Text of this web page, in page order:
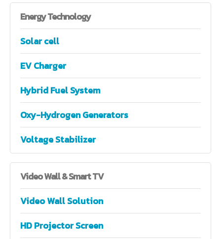
EnergyTechnology
Solar cell
EV Charger
Hybrid Fuel System
Oxy-Hydrogen Generators
Voltage Stabilizer
VideoWall & Smart TV
Video Wall Solution
HD Projector Screen